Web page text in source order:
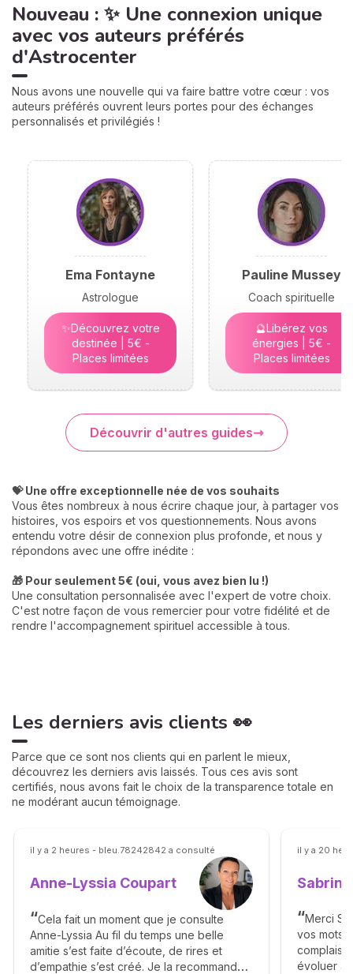
Nouveau : ✨ Une connexion unique
avec vos auteurs préférés
d'Astrocenter
Nous avons une nouvelle qui va faire battre votre cœur : vos
auteurs préférés ouvrent leurs portes pour des échanges
personnalisés et privilégiés !
Ema Fontayne
Astrologue
✨Découvrez votre
destinée | 5€ -
Places limitées
Pauline Mussey
Coach spirituelle
🔮Libérez vos
énergies | 5€ -
Places limitées
Découvrir d'autres guides
💝 Une offre exceptionnelle née de vos souhaits
Vous êtes nombreux à nous écrire chaque jour, à partager vos
histoires, vos espoirs et vos questionnements. Nous avons
entendu votre désir de connexion plus profonde, et nous y
répondons avec une offre inédite :
🎁 Pour seulement 5€ (oui, vous avez bien lu !)
Une consultation personnalisée avec l'expert de votre choix.
C'est notre façon de vous remercier pour votre fidélité et de
rendre l'accompagnement spirituel accessible à tous.
Les derniers avis clients 👀
Parce que ce sont nos clients qui en parlent le mieux,
découvrez les derniers avis laissés. Tous ces avis sont
certifiés, nous avons fait le choix de la transparence totale en
ne modérant aucun témoignage.
il y a 2 heures - bleu.78242842 a consulté
Anne-Lyssia Coupart
Cela fait un moment que je consulte
Anne-Lyssia Au fil du temps une belle
amitie s’est faite d’écoute, de rires et
d’empathie s’est créé. Je la recommande
il y a 20
Merci
vos mots
évoluer